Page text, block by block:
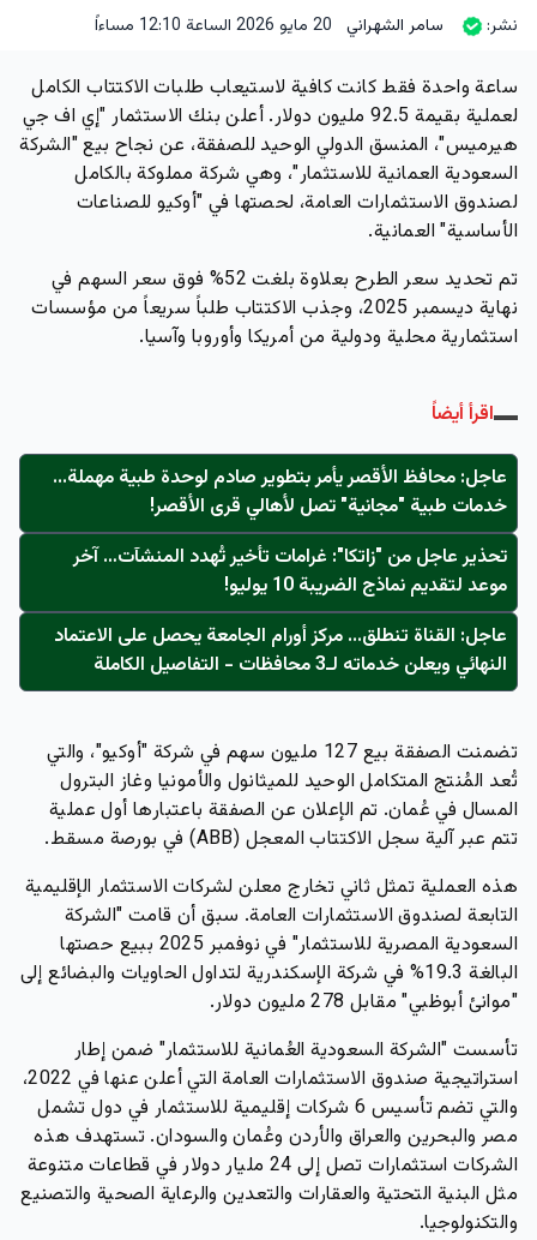
نشر: سامر الشهراني 20 مايو 2026 الساعة 12:10 مساءاً
ساعة واحدة فقط كانت كافية لاستيعاب طلبات الاكتتاب الكامل
لعملية بقيمة 92.5 مليون دولار.
أعلن بنك الاستثمار "إي اف جي
هيرميس"، المنسق الدولي الوحيد للصفقة، عن نجاح بيع "الشركة
السعودية العمانية للاستثمار"، وهي شركة مملوكة بالكامل
لصندوق الاستثمارات العامة، لحصتها في "أوكيو للصناعات
الأساسية" العمانية.
تم تحديد سعر الطرح بعلاوة بلغت 52% فوق سعر السهم في
نهاية ديسمبر 2025، وجذب الاكتتاب طلباً سريعاً من مؤسسات
استثمارية محلية ودولية من أمريكا وأوروبا وآسيا.
اقرأ أيضاً
عاجل: محافظ الأقصر يأمر بتطوير صادم لوحدة طبية مهملة...
خدمات طبية "مجانية" تصل لأهالي قرى الأقصر!
تحذير عاجل من "زاتكا": غرامات تأخير تُهدد المنشآت… آخر
موعد لتقديم نماذج الضريبة 10 يوليو!
عاجل: القناة تنطلق... مركز أورام الجامعة يحصل على الاعتماد
النهائي ويعلن خدماته لـ3 محافظات - التفاصيل الكاملة
تضمنت الصفقة بيع 127 مليون سهم في شركة "أوكيو"، والتي
تُعد المُنتج المتكامل الوحيد للميثانول والأمونيا وغاز البترول
المسال في عُمان. تم الإعلان عن الصفقة باعتبارها أول عملية
تتم عبر آلية سجل الاكتتاب المعجل (ABB) في بورصة مسقط.
هذه العملية تمثل ثاني تخارج معلن لشركات الاستثمار الإقليمية
التابعة لصندوق الاستثمارات العامة. سبق أن قامت "الشركة
السعودية المصرية للاستثمار" في نوفمبر 2025 ببيع حصتها
البالغة 19.3% في شركة الإسكندرية لتداول الحاويات والبضائع إلى
"موانئ أبوظبي" مقابل 278 مليون دولار.
تأسست "الشركة السعودية العُمانية للاستثمار" ضمن إطار
استراتيجية صندوق الاستثمارات العامة التي أعلن عنها في 2022،
والتي تضم تأسيس 6 شركات إقليمية للاستثمار في دول تشمل
مصر والبحرين والعراق والأردن وعُمان والسودان. تستهدف هذه
الشركات استثمارات تصل إلى 24 مليار دولار في قطاعات متنوعة
مثل البنية التحتية والعقارات والتعدين والرعاية الصحية والتصنيع
والتكنولوجيا.